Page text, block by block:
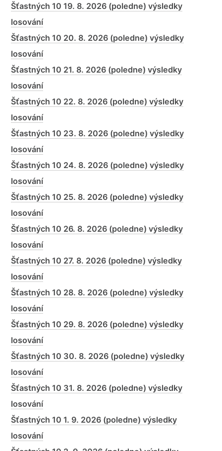
Šťastných 10 19. 8. 2026 (poledne) výsledky
losování
Šťastných 10 20. 8. 2026 (poledne) výsledky
losování
Šťastných 10 21. 8. 2026 (poledne) výsledky
losování
Šťastných 10 22. 8. 2026 (poledne) výsledky
losování
Šťastných 10 23. 8. 2026 (poledne) výsledky
losování
Šťastných 10 24. 8. 2026 (poledne) výsledky
losování
Šťastných 10 25. 8. 2026 (poledne) výsledky
losování
Šťastných 10 26. 8. 2026 (poledne) výsledky
losování
Šťastných 10 27. 8. 2026 (poledne) výsledky
losování
Šťastných 10 28. 8. 2026 (poledne) výsledky
losování
Šťastných 10 29. 8. 2026 (poledne) výsledky
losování
Šťastných 10 30. 8. 2026 (poledne) výsledky
losování
Šťastných 10 31. 8. 2026 (poledne) výsledky
losování
Šťastných 10 1. 9. 2026 (poledne) výsledky
losování